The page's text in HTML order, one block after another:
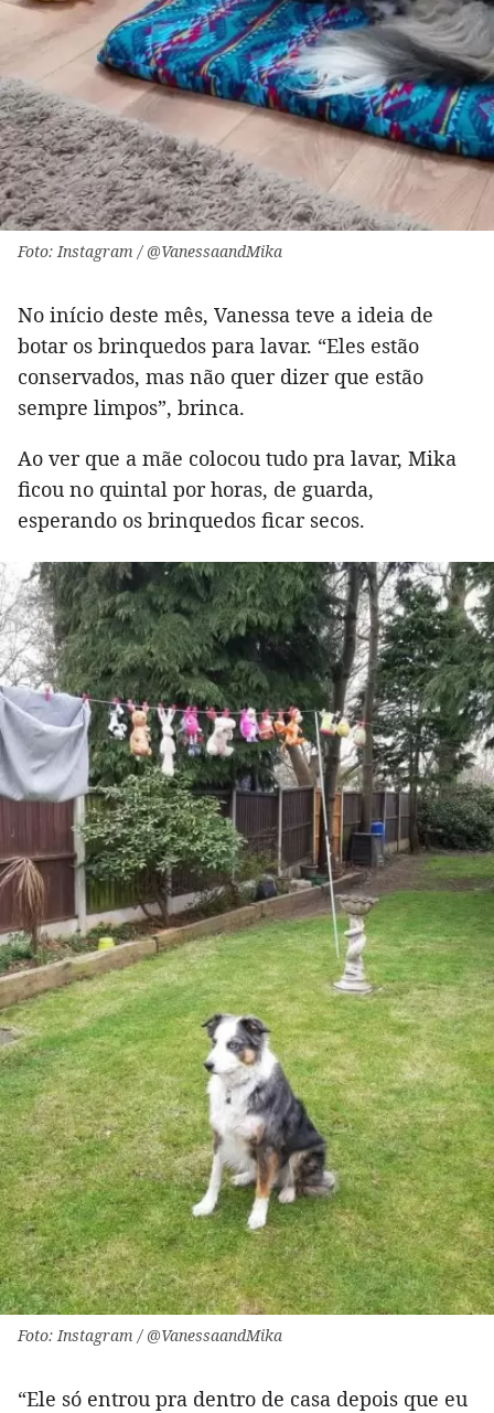
Foto: Instagram / @VanessaandMika
No início deste mês, Vanessa teve a ideia de
botar os brinquedos para lavar. “Eles estão
conservados, mas não quer dizer que estão
sempre limpos”, brinca.
Ao ver que a mãe colocou tudo pra lavar, Mika
ficou no quintal por horas, de guarda,
esperando os brinquedos ficar secos.
Foto: Instagram / @VanessaandMika
“Ele só entrou pra dentro de casa depois que eu